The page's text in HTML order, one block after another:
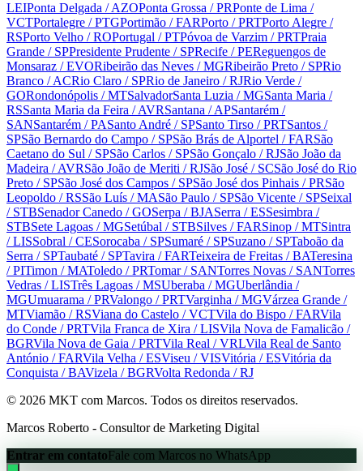
LEIPonta Delgada / AZOPonta Grossa / PRPonte de Lima /
VCTPortalegre / PTGPortimão / FARPorto / PRTPorto Alegre /
RSPorto Velho / ROPortugal / PTPóvoa de Varzim / PRTPraia
Grande / SPPresidente Prudente / SPRecife / PEReguengos de
Monsaraz / EVORibeirão das Neves / MGRibeirão Preto / SPRio
Branco / ACRio Claro / SPRio de Janeiro / RJRio Verde /
GORondonópolis / MTSalvadorSanta Luzia / MGSanta Maria /
RSSanta Maria da Feira / AVRSantana / APSantarém /
SANSantarém / PASanto André / SPSanto Tirso / PRTSantos /
SPSão Bernardo do Campo / SPSão Brás de Alportel / FARSão
Caetano do Sul / SPSão Carlos / SPSão Gonçalo / RJSão João da
Madeira / AVRSão João de Meriti / RJSão José / SCSão José do Rio
Preto / SPSão José dos Campos / SPSão José dos Pinhais / PRSão
Leopoldo / RSSão Luís / MASão Paulo / SPSão Vicente / SPSeixal
/ STBSenador Canedo / GOSerpa / BJASerra / ESSesimbra /
STBSete Lagoas / MGSetúbal / STBSilves / FARSinop / MTSintra
/ LISSobral / CESorocaba / SPSumaré / SPSuzano / SPTaboão da
Serra / SPTaubaté / SPTavira / FARTeixeira de Freitas / BATeresina
/ PITimon / MAToledo / PRTomar/ SANTorres Novas / SANTorres
Vedras / LISTrês Lagoas / MSUberaba / MGUberlândia /
MGUmuarama / PRValongo / PRTVarginha / MGVárzea Grande /
MTViamão / RSViana do Castelo / VCTVila do Bispo / FARVila
do Conde / PRTVila Franca de Xira / LISVila Nova de Famalicão /
BGRVila Nova de Gaia / PRTVila Real / VRLVila Real de Santo
António / FARVila Velha / ESViseu / VISVitória / ESVitória da
Conquista / BAVizela / BGRVolta Redonda / RJ
© 2026 MKT com Marcos. Todos os direitos reservados.
Marcos Roberto - Consultor de Marketing Digital
Entrar em contatoFale com Marcos no WhatsApp